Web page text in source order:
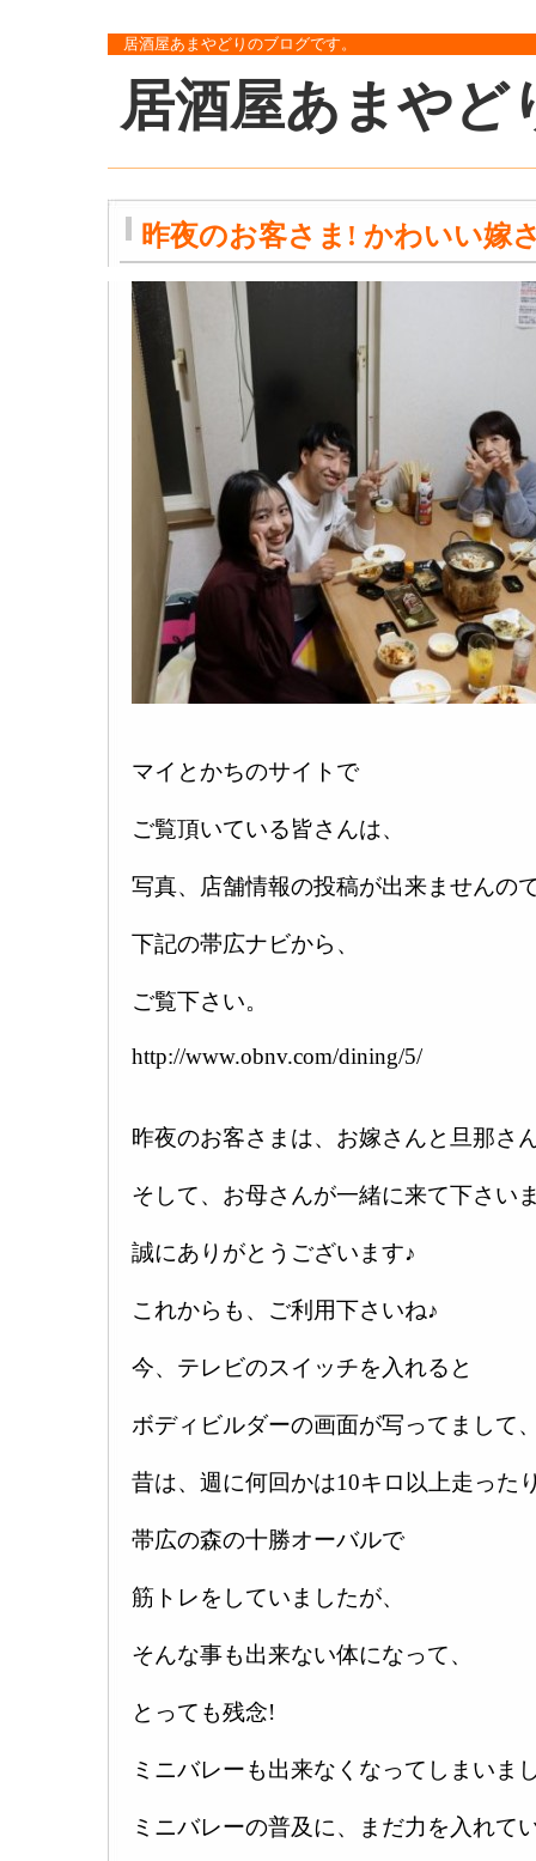
居酒屋あまやどりのブログです。
居酒屋あまやど
昨夜のお客さま! かわいい嫁
マイとかちのサイトで
ご覧頂いている皆さんは、
写真、店舗情報の投稿が出来ませんの
下記の帯広ナビから、
ご覧下さい。
http://www.obnv.com/dining/5/
昨夜のお客さまは、お嫁さんと旦那さ
そして、お母さんが一緒に来て下さい
誠にありがとうございます♪
これからも、ご利用下さいね♪
今、テレビのスイッチを入れると
ボディビルダーの画面が写ってまして
昔は、週に何回かは10キロ以上走った
帯広の森の十勝オーバルで
筋トレをしていましたが、
そんな事も出来ない体になって、
とっても残念!
ミニバレーも出来なくなってしまいま
ミニバレーの普及に、まだ力を入れて